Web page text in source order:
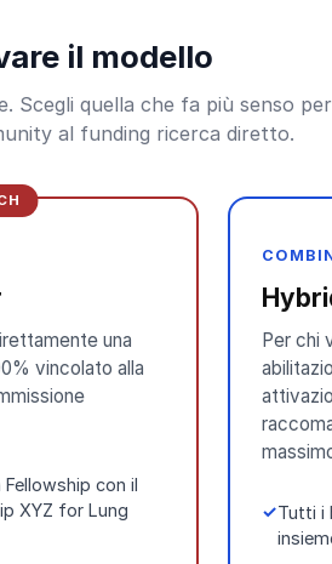
il modello
Scegli quella che fa più senso per
al funding ricerca diretto.
una
vincolato alla
con il
XYZ for Lung
Per chi
Tutti i